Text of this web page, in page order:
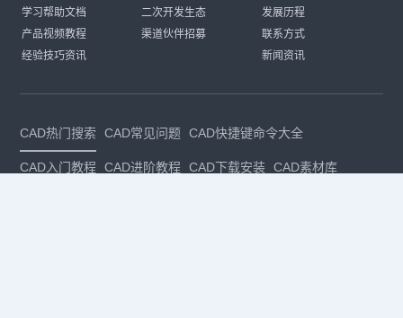
学习帮助文档
产品视频教程
经验技巧资讯
二次开发生态
渠道伙伴招募
发展历程
联系方式
新闻资讯
CAD热门搜索 CAD常见问题 CAD快捷键命令大全
CAD入门教程 CAD进阶教程 CAD下载安装 CAD素材库